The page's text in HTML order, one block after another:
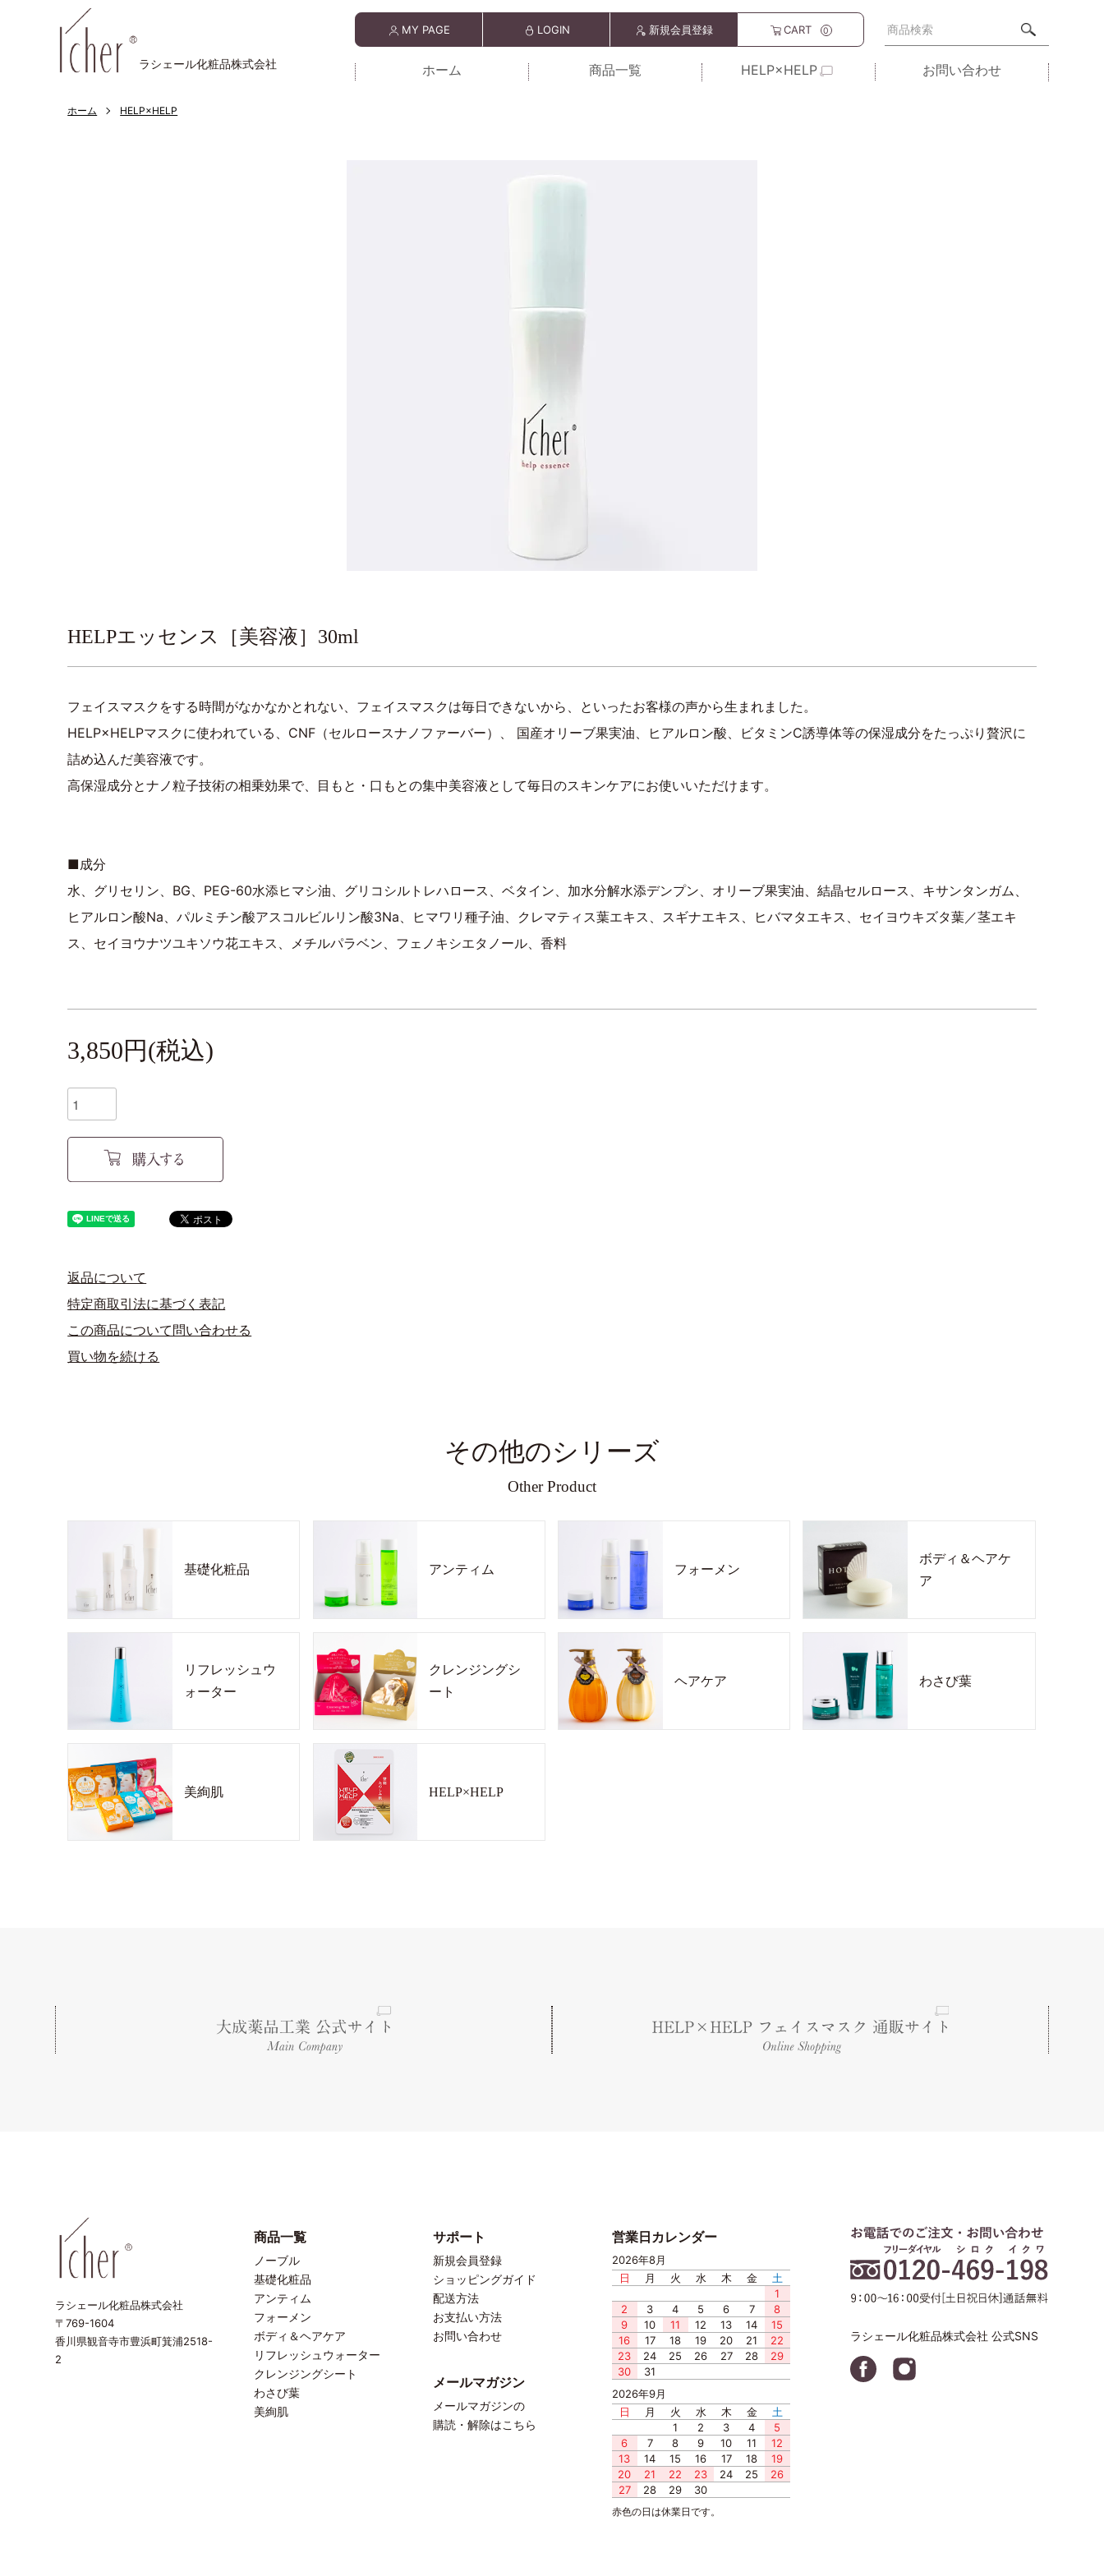
ラシェール化粧品株式会社
MY PAGE LOGIN 新規会員登録 CART 0
ホーム 商品一覧 HELP×HELP お問い合わせ
ホーム HELP×HELP
HELPエッセンス［美容液］30ml
フェイスマスクをする時間がなかなかとれない、フェイスマスクは毎日できないから、といったお客様の声から生まれました。
HELP×HELPマスクに使われている、CNF（セルロースナノファーバー）、 国産オリーブ果実油、ヒアルロン酸、ビタミンC誘導体等の保湿成分をたっぷり贅沢に
詰め込んだ美容液です。
高保湿成分とナノ粒子技術の相乗効果で、目もと・口もとの集中美容液として毎日のスキンケアにお使いいただけます。
■成分
水、グリセリン、BG、PEG-60水添ヒマシ油、グリコシルトレハロース、ベタイン、加水分解水添デンプン、オリーブ果実油、結晶セルロース、キサンタンガム、
ヒアルロン酸Na、パルミチン酸アスコルビルリン酸3Na、ヒマワリ種子油、クレマティス葉エキス、スギナエキス、ヒバマタエキス、セイヨウキズタ葉／茎エキ
ス、セイヨウナツユキソウ花エキス、メチルパラベン、フェノキシエタノール、香料
3,850円(税込)
返品について
特定商取引法に基づく表記
この商品について問い合わせる
買い物を続ける
その他のシリーズ
Other Product
基礎化粧品 アンティム フォーメン
ボディ＆ヘアケ
ア
リフレッシュウ
ォーター
クレンジングシ
ート
ヘアケア わさび葉
美絢肌 HELP×HELP
ラシェール化粧品株式会社
〒769-1604
香川県観音寺市豊浜町箕浦2518-
2
商品一覧
ノーブル
基礎化粧品
アンティム
フォーメン
ボディ＆ヘアケア
リフレッシュウォーター
クレンジングシート
わさび葉
美絢肌
サポート
新規会員登録
ショッピングガイド
配送方法
お支払い方法
お問い合わせ
メールマガジン
メールマガジンの
購読・解除はこちら
営業日カレンダー
2026年8月
日
月 火 水 木 金
土
1
2
3 4 5 6 7
8
9
10 11 12 13 14
15
16
17 18 19 20 21
22
23
24 25 26 27 28
29
30
31
2026年9月
日
月 火 水 木 金
土
1
2 3 4
5
6
7 8 9 10 11
12
13
14 15 16 17 18
19
20
21 22 23 24 25
26
27
28 29 30
赤色の日は休業日です。
ラシェール化粧品株式会社 公式SNS